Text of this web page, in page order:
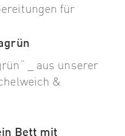
für
_ aus unserer
&
Bett mit